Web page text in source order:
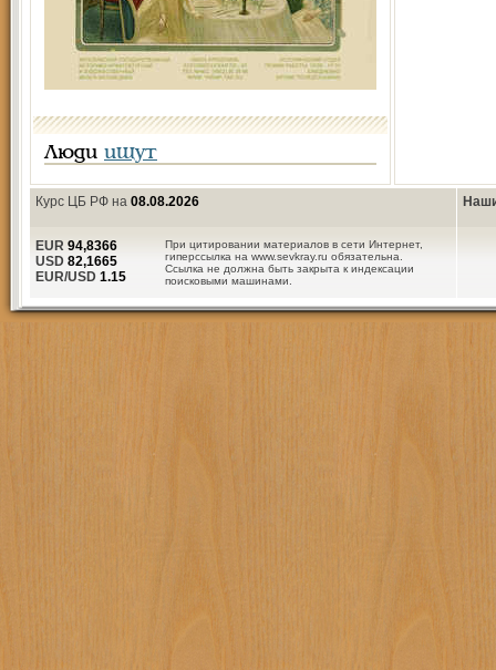
Люди ищут
Курс ЦБ РФ на 08.08.2026
При цитировании материалов в сети Интернет,
гиперссылка на www.sevkray.ru обязательна.
Ссылка не должна быть закрыта к индексации
поисковыми машинами.
EUR 94,8366
USD 82,1665
EUR/USD 1.15